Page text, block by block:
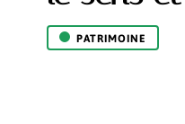
PATRIMOINE